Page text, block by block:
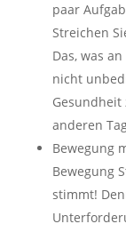
paar
Streichen
Das, was
nicht
anderen
Bewegung
Bewegung
stimmt!